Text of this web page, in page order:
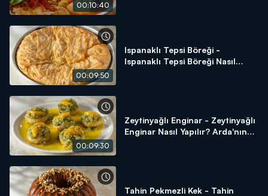
00:10:40
00:09:50
Ispanaklı Tepsi Böreği -
Ispanaklı Tepsi Böreği Nasıl
00:09:30
Zeytinyağlı Enginar - Zeytinyağlı
Enginar Nasıl Yapılır? Arda'nın
Tahin Pekmezli Kek - Tahin